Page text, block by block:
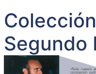
Segundo